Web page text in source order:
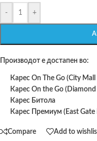
- +
Производот е достапен во:
Карес On The Go (City Mall
Карес On the Go
Карес Битола
Карес Премиум (East Gate
Compare Add to